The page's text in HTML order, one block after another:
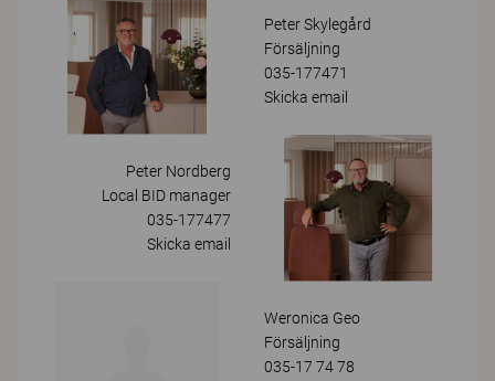
Peter Skylegård
Försäljning
035-177471
Skicka email
Peter Nordberg
Local BID manager
035-177477
Skicka email
Weronica Geo
Försäljning
035-17 74 78